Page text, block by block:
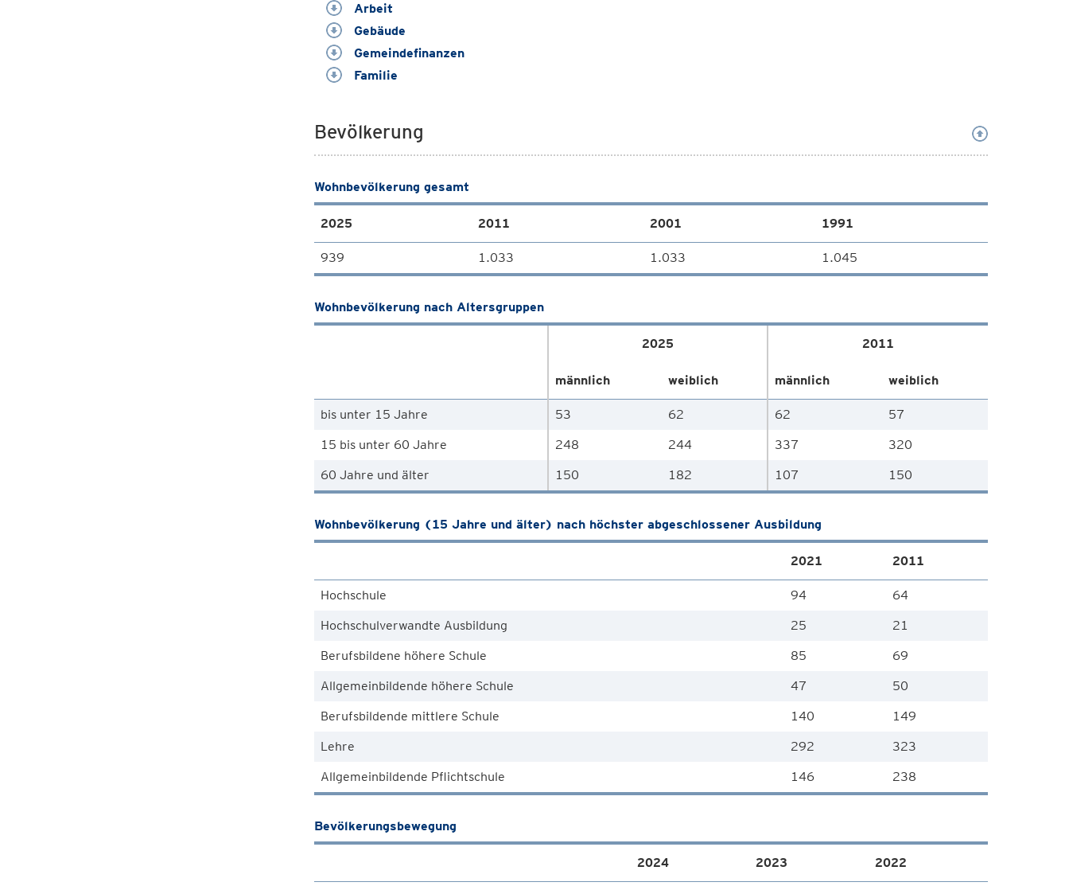
Arbeit
Gebäude
Gemeindefinanzen
Familie
Bevölkerung
Wohnbevölkerung gesamt
2025 2011 2001 1991
939 1.033 1.033 1.045
Wohnbevölkerung nach Altersgruppen
2025 2011
männlich weiblich männlich weiblich
bis unter 15 Jahre 53 62 62
57
15 bis unter 60 Jahre
248 244 337
320
60 Jahre und älter
150 182 107 150
Wohnbevölkerung (15 Jahre und älter) nach höchster abgeschlossener Ausbildung
2021 2011
Hochschule 94
64
Hochschulverwandte Ausbildung
25
21
Berufsbildene höhere Schule
85
69
Allgemeinbildende höhere Schule
47
50
Berufsbildende mittlere Schule
140
149
Lehre
292
323
Allgemeinbildende Pflichtschule
146 238
Bevölkerungsbewegung
2024 2023 2022